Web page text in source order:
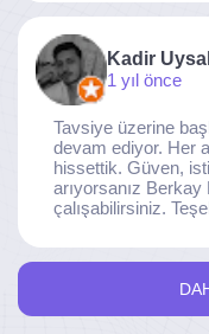
Kadir Uysal
1 yıl önce
Tavsiye üzerine
devam ediyor. Her
hissettik. Güven,
arıyorsanız Berkay
çalışabilirsiniz.